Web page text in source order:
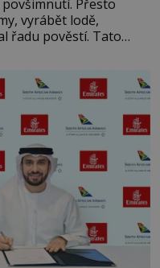
Přesto
vyrábět lodě,
řadu pověstí. Tato